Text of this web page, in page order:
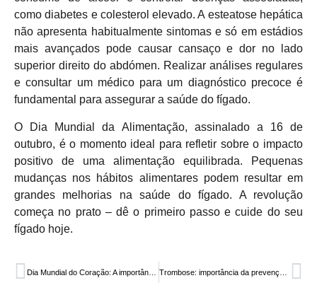
como diabetes e colesterol elevado. A esteatose hepática
não apresenta habitualmente sintomas e só em estádios
mais avançados pode causar cansaço e dor no lado
superior direito do abdómen. Realizar análises regulares
e consultar um médico para um diagnóstico precoce é
fundamental para assegurar a saúde do fígado.
O Dia Mundial da Alimentação, assinalado a 16 de
outubro, é o momento ideal para refletir sobre o impacto
positivo de uma alimentação equilibrada. Pequenas
mudanças nos hábitos alimentares podem resultar em
grandes melhorias na saúde do fígado. A revolução
começa no prato – dê o primeiro passo e cuide do seu
fígado hoje.